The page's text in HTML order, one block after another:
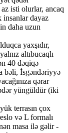
az isti olurlar, ancaq
insanlar dayaz
daha uzun
yaxşıdır,
altıbucaqlı
40 dəqiqə
bəli, İsgəndəriyyə
qərar
yüngüldür (iki
terrasın çox
və L formalı
masa ilə gəlir -